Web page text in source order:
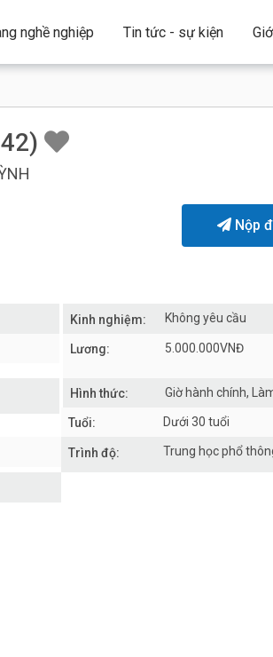
nghề nghiệp Tin tức - sự kiện
Nộp
Kinh nghiệm: Không yêu cầu
Lương: 5.000.000VNĐ
Hình thức: Giờ hành chính,
Tuổi: Dưới 30 tuổi
Trình độ: Trung học phổ